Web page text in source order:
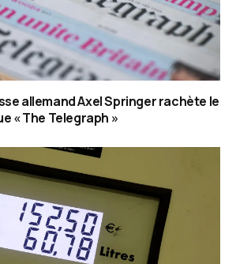
allemand Axel Springer rachète le
« The Telegraph »